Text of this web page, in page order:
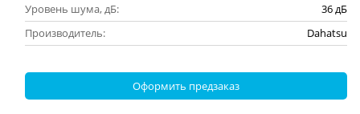
Уровень шума, дБ:
36 дБ
Производитель:
Dahatsu
Оформить предзаказ